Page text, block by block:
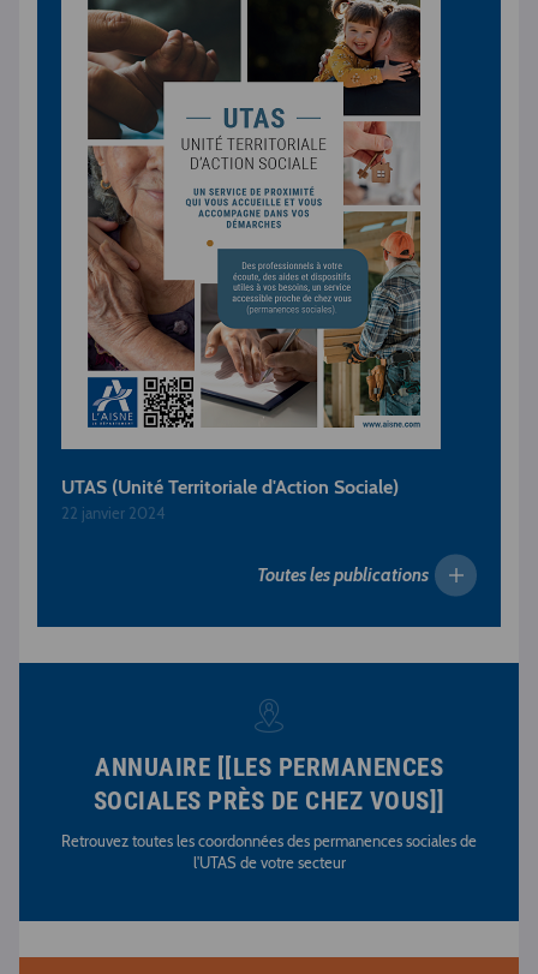
UTAS (Unité Territoriale d'Action Sociale)
22 janvier 2024
Toutes les publications
ANNUAIRE [[LES PERMANENCES
SOCIALES PRÈS DE CHEZ VOUS]]
Retrouvez toutes les coordonnées des permanences sociales de
l'UTAS de votre secteur